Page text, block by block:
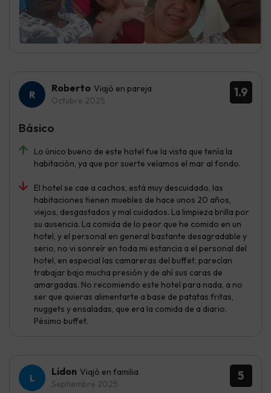
1.9
Roberto Viajó en pareja
Octubre 2025
Lo único bueno de este hotel fue la vista que tenía la
habitación, ya que por suerte veíamos el mar al fondo.
El hotel se cae a cachos, está muy descuidado, las
habitaciones tienen muebles de hace unos 20 años,
viejos, desgastados y mal cuidados. La limpieza brilla por
su ausencia. La comida de lo peor que he comido en un
hotel, y el personal en general bastante desagradable y
serio, no vi sonreír en toda mi estancia a el personal del
hotel, en especial las camareras del buffet, parecían
trabajar bajo mucha presión y de ahí sus caras de
amargadas. No recomiendo este hotel para nada, a no
ser que quieras alimentarte a base de patatas fritas,
nuggets y ensaladas, que era la comida de a diario.
Pésimo buffet.
Básico
5
Lidon Viajó en familia
Septiembre 2025